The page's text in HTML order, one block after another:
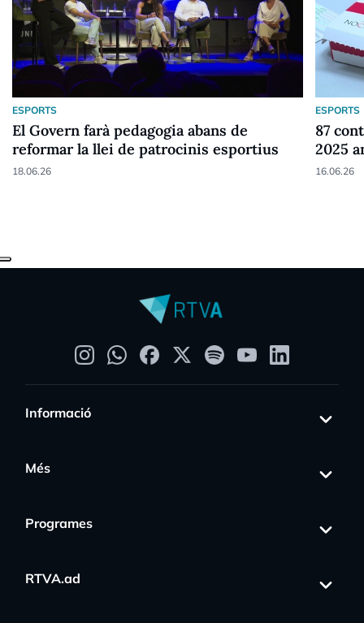
ESPORTS
El Govern farà pedagogia abans de
reformar la llei de patrocinis esportius
18.06.26
ESPORTS
87
2025
16.06.26
Informació
Més
Programes
RTVA.ad